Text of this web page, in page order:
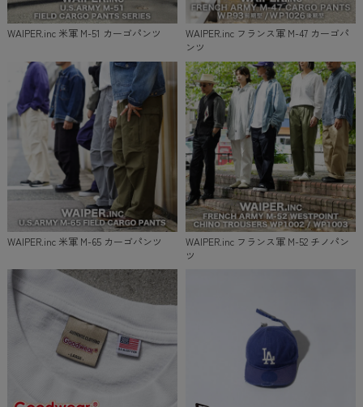
WAIPER.inc 米軍 M-51 カーゴパンツ
WAIPER.inc フランス軍 M-47 カーゴパ
ンツ
WAIPER.inc 米軍 M-65 カーゴパンツ
WAIPER.inc フランス軍 M-52 チノパン
ツ